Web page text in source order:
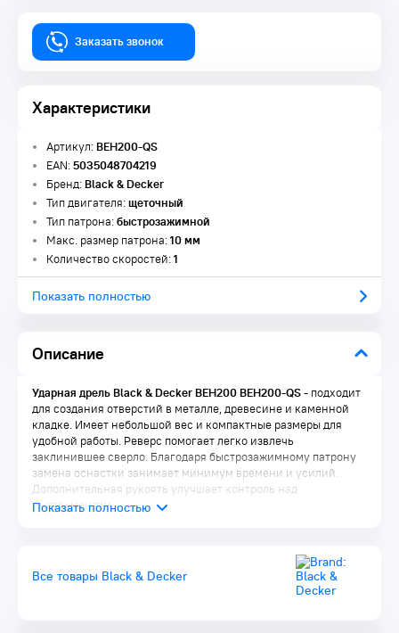
Заказать звонок
Характеристики
Описание
Артикул:BEH200-QS
EAN:5035048704219
Бренд:Black & Decker
Тип двигателя:щеточный
Тип патрона:быстрозажимной
Макс. размер патрона:10 мм
Количество скоростей:1
Показать полностью
Ударная дрель Black & Decker BEH200 BEH200-QS- подходит
для создания отверстий в металле, древесине и каменной
кладке. Имеет небольшой вес и компактные размеры для
удобной работы. Реверс помогает легко извлечь
заклинившее сверло. Благодаря быстрозажимному патрону
замена оснастки занимает минимум времени и усилий.
Дополнительная рукоять улучшает контроль над
инструментом.
Все товары Black & Decker